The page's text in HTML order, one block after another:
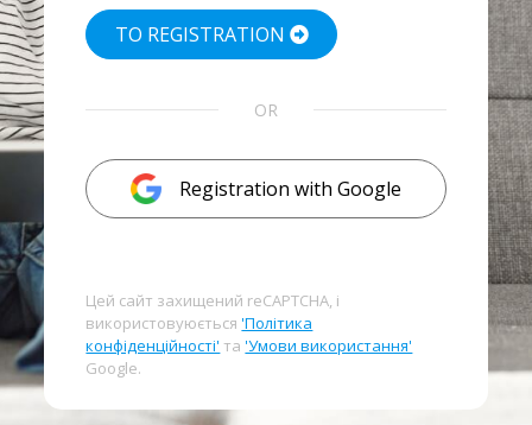
TO REGISTRATION
OR
Registration with Google
Цей сайт захищений reCAPTCHA, і
використовуюється 'Політика
конфіденційності' та 'Умови використання'
Google.